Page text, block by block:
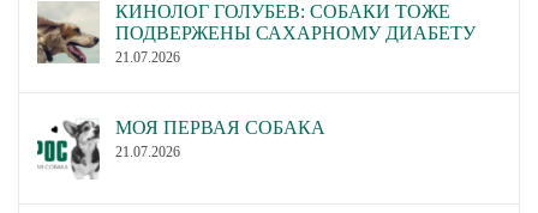
КИНОЛОГ ГОЛУБЕВ: СОБАКИ ТОЖЕ
ПОДВЕРЖЕНЫ САХАРНОМУ ДИАБЕТУ
21.07.2026
МОЯ ПЕРВАЯ СОБАКА
21.07.2026